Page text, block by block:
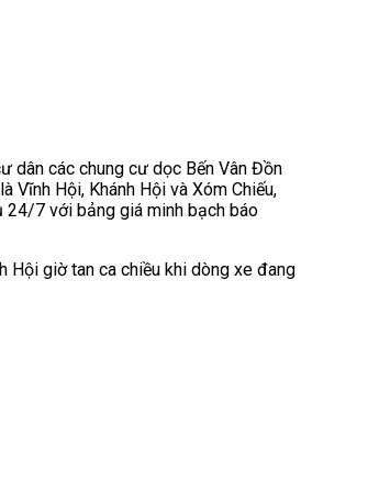
dân các chung cư dọc Bến Vân Đồn
Hội, Khánh Hội và Xóm Chiếu,
24/7 với bảng giá minh bạch báo
Hội giờ tan ca chiều khi dòng xe đang